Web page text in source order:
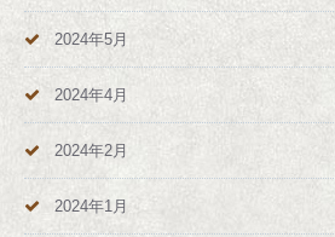
2024年5月
2024年4月
2024年2月
2024年1月